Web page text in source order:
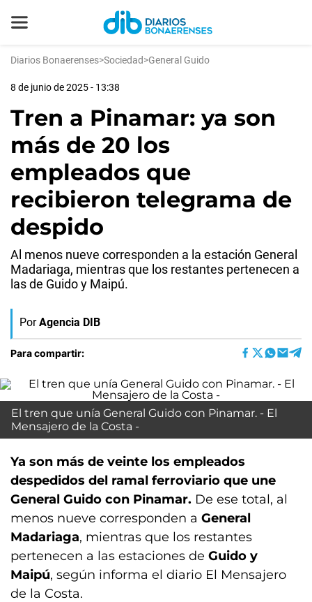
Diarios Bonaerenses>Sociedad>General Guido
8 de junio de 2025 - 13:38
Tren a Pinamar: ya son
más de 20 los
empleados que
recibieron telegrama de
despido
Al menos nueve corresponden a la estación General
Madariaga, mientras que los restantes pertenecen a
las de Guido y Maipú.
Por Agencia DIB
Para compartir:
El tren que unía General Guido con Pinamar. - El
Mensajero de la Costa -
Ya son más de veinte los empleados
despedidos del ramal ferroviario que une
General Guido con Pinamar. De ese total, al
menos nueve corresponden a General
Madariaga, mientras que los restantes
pertenecen a las estaciones de Guido y
Maipú, según informa el diario El Mensajero
de la Costa.